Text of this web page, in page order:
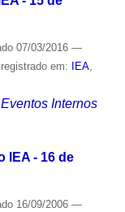
07/03/2016 —
em: IEA,
Eventos Internos
IEA - 16 de
16/09/2006 —